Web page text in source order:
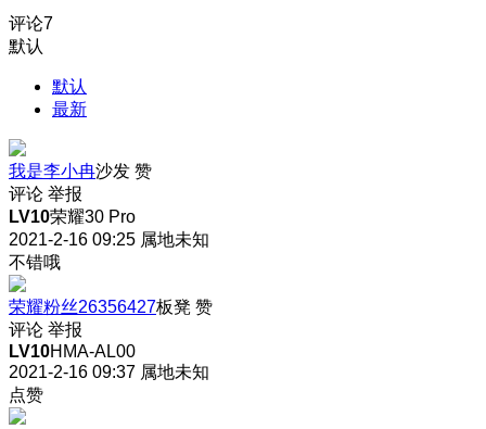
评论7
默认
默认
最新
我是李小冉沙发 赞
评论 举报
LV10荣耀30 Pro
2021-2-16 09:25 属地未知
不错哦
荣耀粉丝26356427板凳 赞
评论 举报
LV10HMA-AL00
2021-2-16 09:37 属地未知
点赞